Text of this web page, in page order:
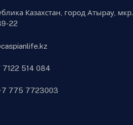
Казахстан, город Атырау, мкр.
22
7122 514 084
775 7723003